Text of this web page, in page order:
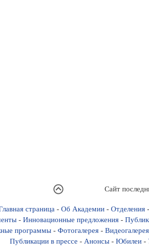
Сайт
страница - Об Академии- Отделения-
- Инновационные предложения -
программы - Фотогалерея - Видеогалерея
Публикации в прессе - Анонсы- Юбилеи-